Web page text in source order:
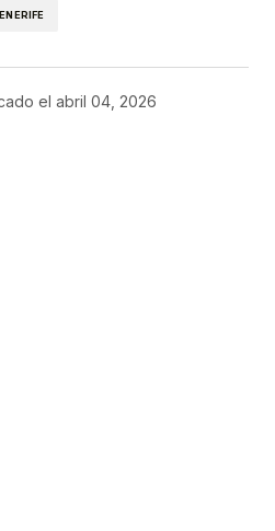
el abril 04, 2026